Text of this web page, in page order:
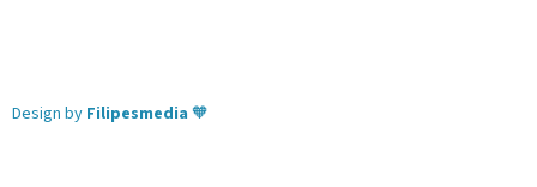
Design by Filipesmedia 🧡